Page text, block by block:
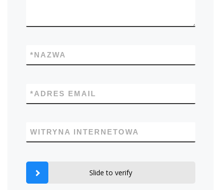
NAZWA
*
ADRES EMAIL
*
WITRYNA INTERNETOWA
Slide to verify